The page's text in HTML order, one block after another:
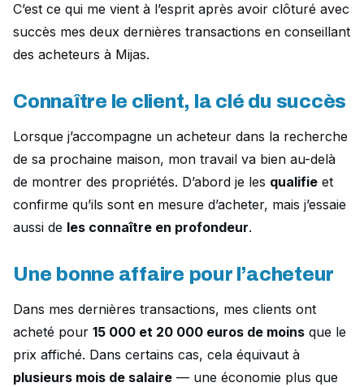
C’est ce qui me vient à l’esprit après avoir clôturé avec
succès mes deux dernières transactions en conseillant
des acheteurs à Mijas.
Connaître le client, la clé du succès
Lorsque j’accompagne un acheteur dans la recherche
de sa prochaine maison, mon travail va bien au-delà
de montrer des propriétés. D’abord je les qualifie et
confirme qu’ils sont en mesure d’acheter, mais j’essaie
aussi de les connaître en profondeur.
Une bonne affaire pour l’acheteur
Dans mes dernières transactions, mes clients ont
acheté pour 15 000 et 20 000 euros de moins que le
prix affiché. Dans certains cas, cela équivaut à
plusieurs mois de salaire — une économie plus que